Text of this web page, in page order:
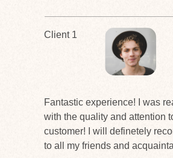
Fantastic experience! I was
with the quality and attention
customer! I will definetely
to all my friends and
Client 1